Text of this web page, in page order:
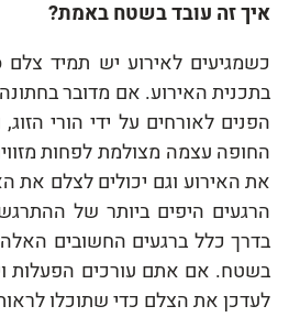
איך זה עובד בשטח באמת?
כשמגיעים לאירוע יש תמיד צלם
בתכנית האירוע. אם מדובר
הפנים לאורחים על ידי הורי
החופה עצמה מצולמת לפחות
את האירוע וגם יכולים לצלם את
הרגעים היפים ביותר של
בדרך כלל ברגעים החשובים
בשטח. אם אתם עורכים הפעלות
לעדכן את הצלם כדי שתוכלו